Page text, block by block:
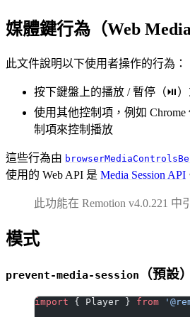
媒體鍵行為（Web
此文件說明以下使用者操作的行為：
按下鍵盤上的播放 / 暫停（⏯️
使用其他控制項，例如
制項來控制播放
這些行為由
使用的 Web API 是 Media Session API
此功能在 Remotion v4.0.221 中
模式
prevent-media-session （預設）
import { Player } from